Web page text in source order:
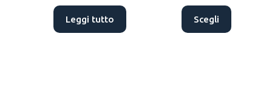
Leggi tutto Scegli